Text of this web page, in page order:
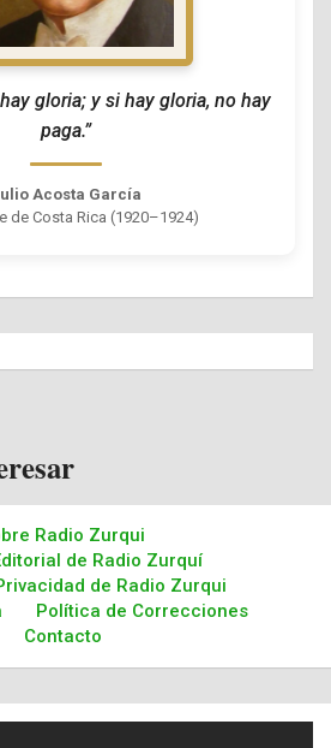
gloria; y si hay gloria, no hay
paga.”
Acosta García
de Costa Rica (1920–1924)
Radio Zurqui
de Radio Zurquí
de Radio Zurqui
Política de Correcciones
Contacto